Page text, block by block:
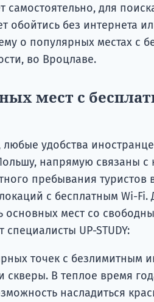
самостоятельно, для
без интернета
о популярных местах с
во Вроцлаве.
мест с
удобства
напрямую связаны с
пребывания туристов
с бесплатным Wi-
основных мест со
UP-STUDY:
точек с безлимитным
скверы. В теплое время
насладиться